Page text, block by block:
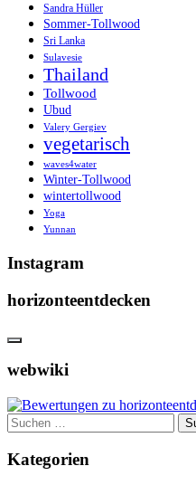
Sandra Hüller
Sommer-Tollwood
Sri Lanka
Sulavesie
Thailand
Tollwood
Ubud
Valery Gergiev
vegetarisch
waves4water
Winter-Tollwood
wintertollwood
Yoga
Yunnan
Instagram
horizonteentdecken
webwiki
Suchen
nach:
Kategorien